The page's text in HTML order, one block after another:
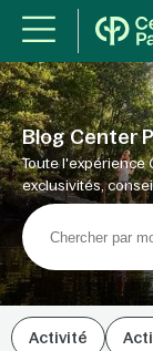
Blog Center
Toute l'expérience
exclusivités,
Activité